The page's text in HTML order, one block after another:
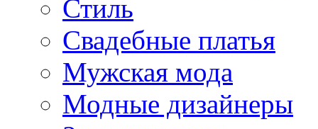
Стиль
Свадебные платья
Мужская мода
Модные дизайнеры